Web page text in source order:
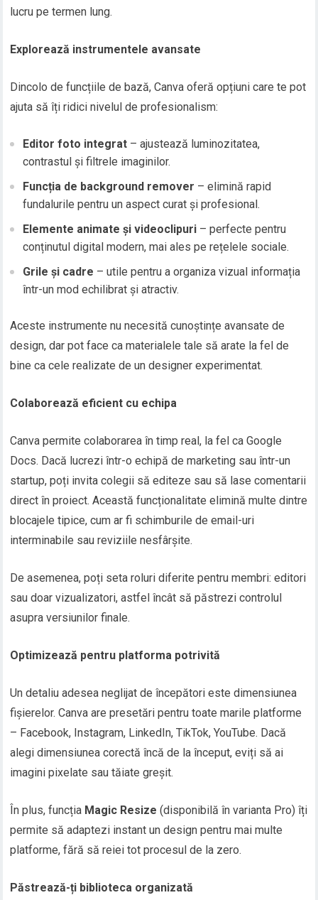
lucru pe termen lung.
Explorează instrumentele avansate
Dincolo de funcțiile de bază, Canva oferă opțiuni care te pot
ajuta să îți ridici nivelul de profesionalism:
Editor foto integrat – ajustează luminozitatea,
contrastul și filtrele imaginilor.
Funcția de background remover – elimină rapid
fundalurile pentru un aspect curat și profesional.
Elemente animate și videoclipuri – perfecte pentru
conținutul digital modern, mai ales pe rețelele sociale.
Grile și cadre – utile pentru a organiza vizual informația
într-un mod echilibrat și atractiv.
Aceste instrumente nu necesită cunoștințe avansate de
design, dar pot face ca materialele tale să arate la fel de
bine ca cele realizate de un designer experimentat.
Colaborează eficient cu echipa
Canva permite colaborarea în timp real, la fel ca Google
Docs. Dacă lucrezi într-o echipă de marketing sau într-un
startup, poți invita colegii să editeze sau să lase comentarii
direct în proiect. Această funcționalitate elimină multe dintre
blocajele tipice, cum ar fi schimburile de email-uri
interminabile sau reviziile nesfârșite.
De asemenea, poți seta roluri diferite pentru membri: editori
sau doar vizualizatori, astfel încât să păstrezi controlul
asupra versiunilor finale.
Optimizează pentru platforma potrivită
Un detaliu adesea neglijat de începători este dimensiunea
fișierelor. Canva are presetări pentru toate marile platforme
– Facebook, Instagram, LinkedIn, TikTok, YouTube. Dacă
alegi dimensiunea corectă încă de la început, eviți să ai
imagini pixelate sau tăiate greșit.
În plus, funcția Magic Resize (disponibilă în varianta Pro) îți
permite să adaptezi instant un design pentru mai multe
platforme, fără să reiei tot procesul de la zero.
Păstrează-ți biblioteca organizată